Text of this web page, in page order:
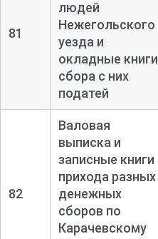
81
людей
Нежегольского
уезда и
окладные книги
сбора с них
податей
82
Валовая
выписка и
записные книги
прихода разных
денежных
сборов по
Карачевскому